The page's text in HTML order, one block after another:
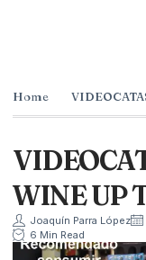
Home
WINE UP
Joaquín Parra López
6 Min Read